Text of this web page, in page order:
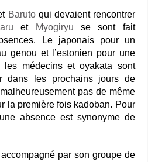
Barutoqui devaient rencontrer
et Myogiryu se sont fait
Le japonais pour un
genou et l’estonien pour une
médecins et oyakata sont
dans les prochains jours de
pas de même
la première fois kadoban. Pour
absence est synonyme de
par son groupe de